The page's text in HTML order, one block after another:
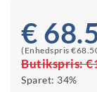
€
(Enhedspris
Butikspris:
Sparet: 34%